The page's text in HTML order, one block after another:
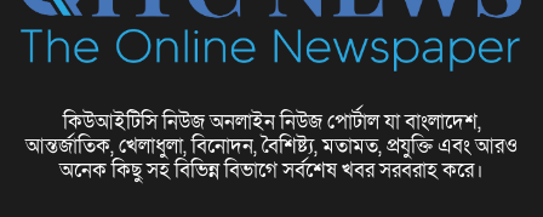
ফ্যাশন বিশ্বে নতুন চিত্র
ছোট ব্যবসার ধারণা (Small Business
Ideas)
কিউআইটিসি নিউজ অনলাইন নিউজ পোর্টাল যা বাংলাদেশ,
আন্তর্জাতিক, খেলাধুলা, বিনোদন, বৈশিষ্ট্য, মতামত, প্রযুক্তি এবং আরও
অনেক কিছু সহ বিভিন্ন বিভাগে সর্বশেষ খবর সরবরাহ করে।